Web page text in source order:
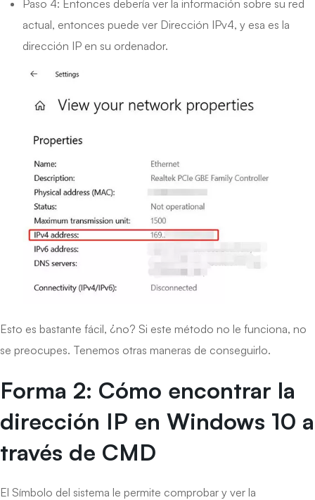
Paso 4: Entonces debería ver la información sobre su red
actual, entonces puede ver Dirección IPv4, y esa es la
dirección IP en su ordenador.
Esto es bastante fácil, ¿no? Si este método no le funciona, no
se preocupes. Tenemos otras maneras de conseguirlo.
Forma 2: Cómo encontrar la
dirección IP en Windows 10 a
través de CMD
El Símbolo del sistema le permite comprobar y ver la